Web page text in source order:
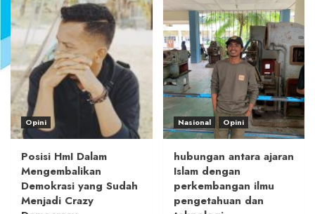
Opini
Posisi HmI Dalam
Mengembalikan
Demokrasi yang Sudah
Menjadi Crazy
Nasional Opini
hubungan antara ajaran
Islam dengan
perkembangan ilmu
pengetahuan dan